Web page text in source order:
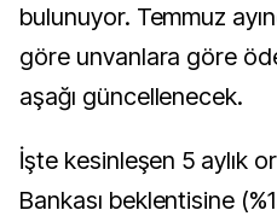
bulunuyor. Temmuz
göre unvanlara göre
aşağı güncellenecek.
İşte kesinleşen 5 aylık
Bankası beklentisine